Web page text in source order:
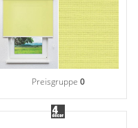
Preisgruppe 0